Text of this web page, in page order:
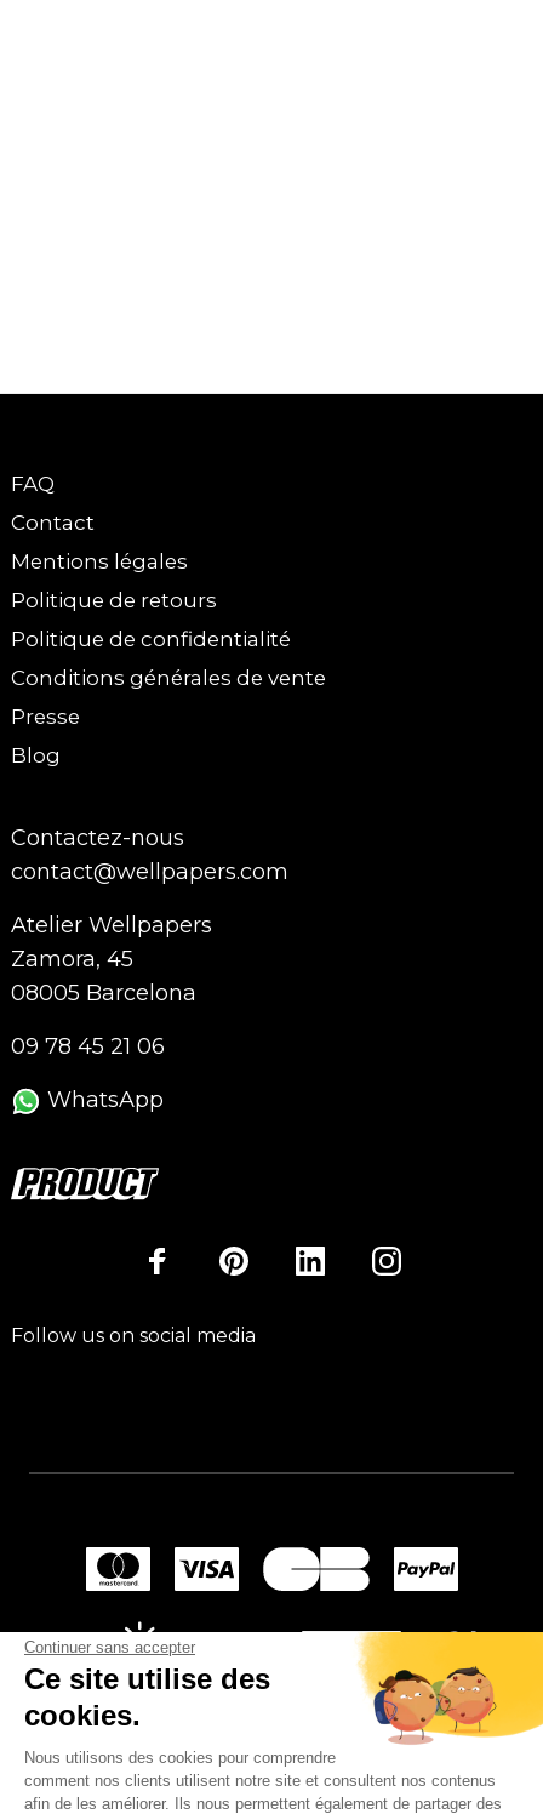
Continuer sans accepter
Ce site utilise des
cookies.
Nous utilisons des cookies pour comprendre
comment nos clients utilisent notre site et consultent nos contenus
afin de les améliorer. Ils nous permettent également de partager des
FAQ
Contact
Mentions légales
Politique de retours
Politique de confidentialité
Conditions générales de vente
Presse
Blog
Contactez-nous
contact@wellpapers.com
Atelier Wellpapers
Zamora, 45
08005 Barcelona
09 78 45 21 06
WhatsApp
Follow us on social media